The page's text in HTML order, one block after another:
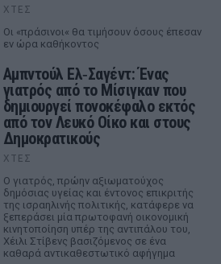
ΧΤΕΣ
Οι «πράσινοι« θα τιμήσουν όσους έπεσαν
εν ώρα καθήκοντος
Αμπντούλ Ελ‑Σαγέντ: Ένας
γιατρός από το Μίσιγκαν που
δημιουργεί πονοκέφαλο εκτός
από τον Λευκό Οίκο και στους
Δημοκρατικούς
ΧΤΕΣ
Ο γιατρός, πρώην αξιωματούχος
δημόσιας υγείας και έντονος επικριτής
της ισραηλινής πολιτικής, κατάφερε να
ξεπεράσει μία πρωτοφανή οικονομική
κινητοποίηση υπέρ της αντιπάλου του,
Χέιλι Στίβενς βασιζόμενος σε ένα
καθαρά αντικαθεστωτικό αφήγημα